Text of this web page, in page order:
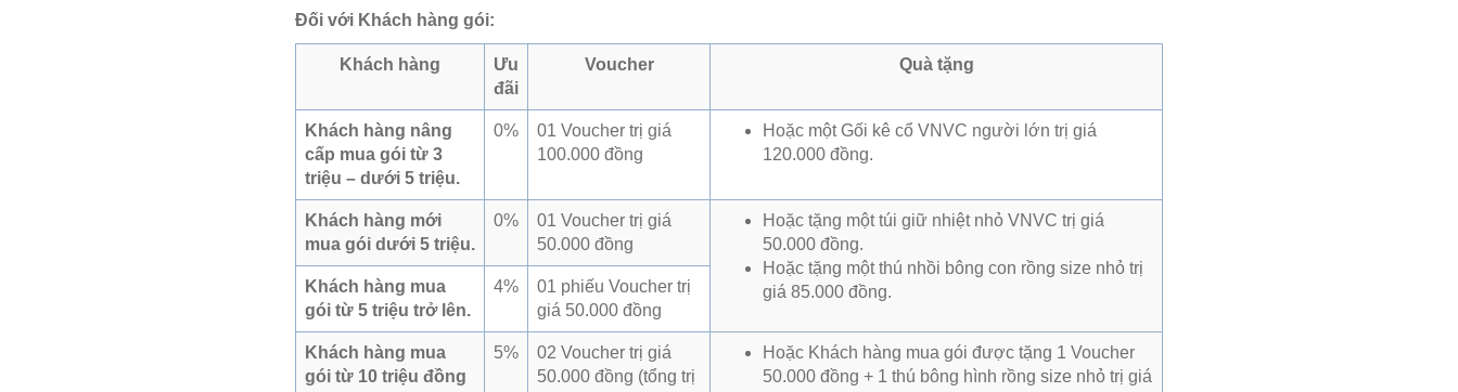
Đối với Khách hàng gói:
Khách hàng
Ưu
đãi
Voucher Quà tặng
Khách hàng nâng
cấp mua gói từ 3
triệu – dưới 5 triệu.
0%
01 Voucher trị giá
100.000 đồng
Hoặc một Gối kê cổ VNVC người lớn trị giá
120.000 đồng.
Khách hàng mới
mua gói dưới 5 triệu.
0%
01 Voucher trị giá
50.000 đồng
Hoặc tặng một túi giữ nhiệt nhỏ VNVC trị giá
50.000 đồng.
Hoặc tặng một thú nhồi bông con rồng size nhỏ trị
giá 85.000 đồng.
Khách hàng mua
gói từ 5 triệu trở lên.
4%
01 phiếu Voucher trị
giá 50.000 đồng
Khách hàng mua
gói từ 10 triệu đồng
5%
02 Voucher trị giá
50.000 đồng (tổng trị
Hoặc Khách hàng mua gói được tặng 1 Voucher
50.000 đồng + 1 thú bông hình rồng size nhỏ trị giá